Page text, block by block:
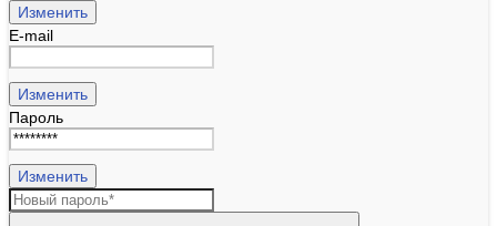
Изменить
E-mail
Изменить
Пароль
Изменить